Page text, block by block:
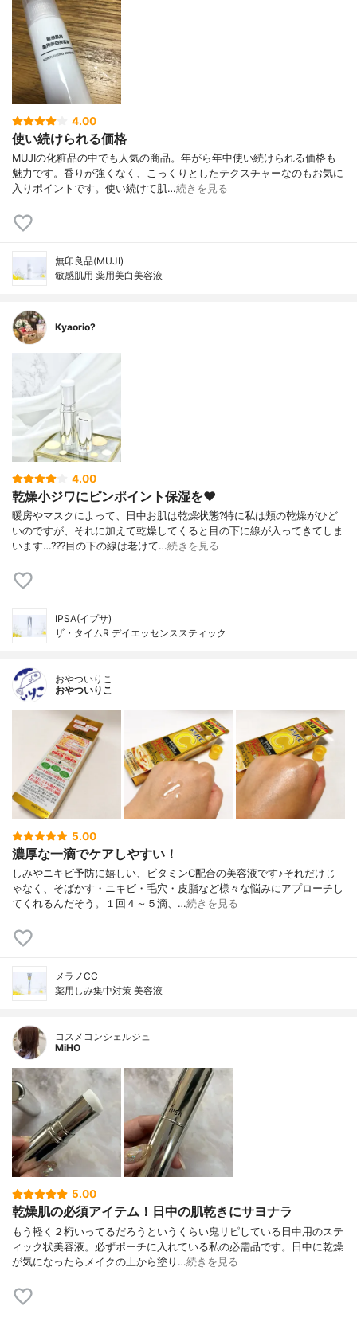
4.00
使い続けられる価格
MUJIの化粧品の中でも人気の商品。年がら年中使い続けられる価格も
魅力です。香りが強くなく、こっくりとしたテクスチャーなのもお気に
入りポイントです。使い続けて肌…続きを見る
無印良品(MUJI)
敏感肌用 薬用美白美容液
Kyaorio?
4.00
乾燥小ジワにピンポイント保湿を❤️
暖房やマスクによって、日中お肌は乾燥状態?特に私は頬の乾燥がひど
いのですが、それに加えて乾燥してくると目の下に線が入ってきてしま
います…???目の下の線は老けて…続きを見る
IPSA(イプサ)
ザ・タイムR デイエッセンススティック
おやついりこ
おやついりこ
5.00
濃厚な一滴でケアしやすい！
しみやニキビ予防に嬉しい、ビタミンC配合の美容液です♪それだけじ
ゃなく、そばかす・ニキビ・毛穴・皮脂など様々な悩みにアプローチし
てくれるんだそう。１回４～５滴、…続きを見る
メラノCC
薬用しみ集中対策 美容液
コスメコンシェルジュ
MiHO
5.00
乾燥肌の必須アイテム！日中の肌乾きにサヨナラ
もう軽く２桁いってるだろうというくらい鬼リピしている日中用のステ
ィック状美容液。必ずポーチに入れている私の必需品です。日中に乾燥
が気になったらメイクの上から塗り…続きを見る